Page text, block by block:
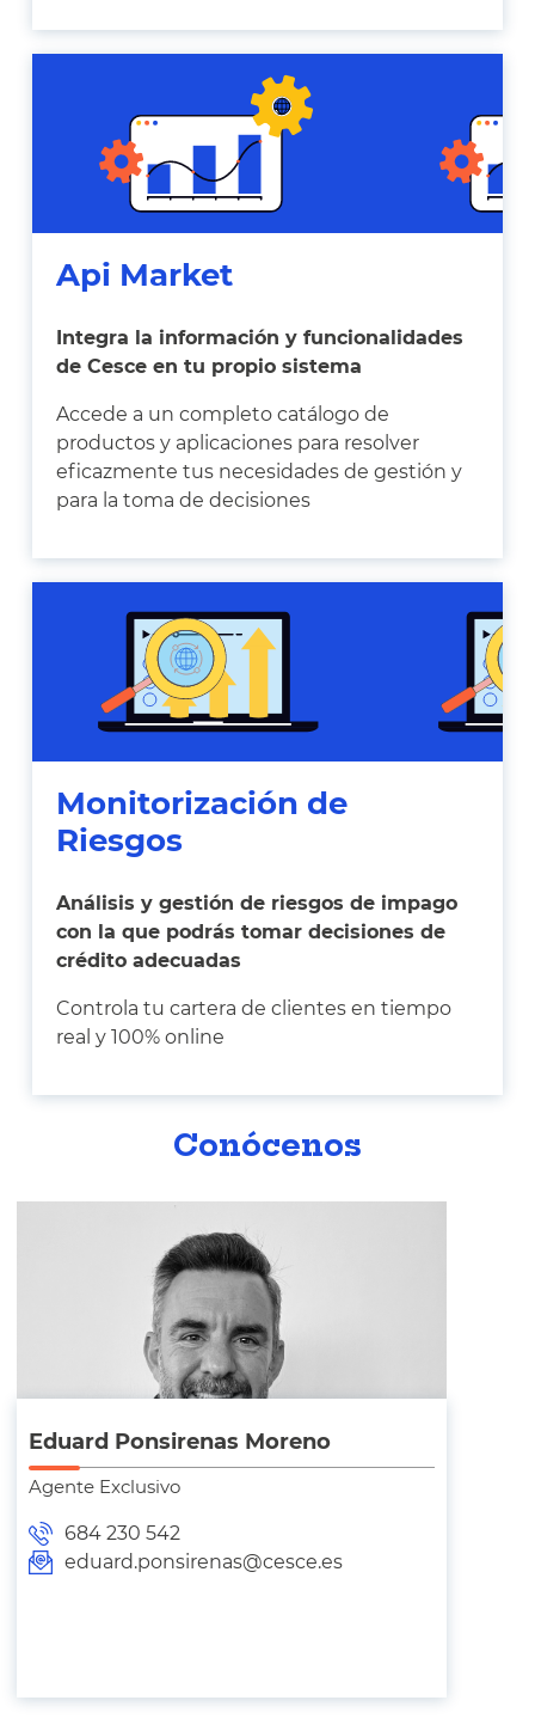
Api Market
Integra la información y funcionalidades
de Cesce en tu propio sistema
Accede a un completo catálogo de
productos y aplicaciones para resolver
eficazmente tus necesidades de gestión y
para la toma de decisiones
Monitorización de
Riesgos
Análisis y gestión de riesgos de impago
con la que podrás tomar decisiones de
crédito adecuadas
Controla tu cartera de clientes en tiempo
real y 100% online
Conócenos
Eduard Ponsirenas Moreno
Agente Exclusivo
684 230 542
eduard.ponsirenas@cesce.es